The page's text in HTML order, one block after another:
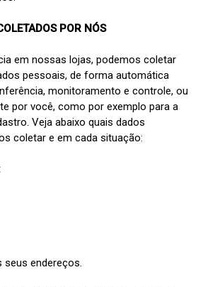
POR NÓS
em nossas lojas, podemos coletar
pessoais, de forma automática
monitoramento e controle, ou
por você, como por exemplo para a
Veja abaixo quais dados
coletar e em cada situação:
seus endereços.